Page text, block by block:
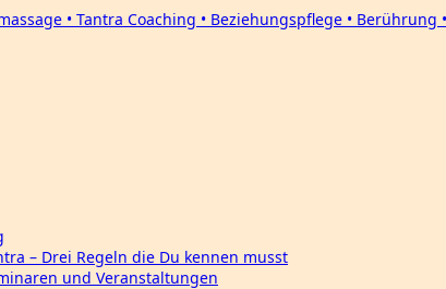
– Drei Regeln die Du kennen musst
und Veranstaltungen